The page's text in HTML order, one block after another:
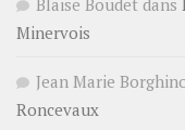
Blaise Boudet dans
Minervois
Jean Marie
Roncevaux